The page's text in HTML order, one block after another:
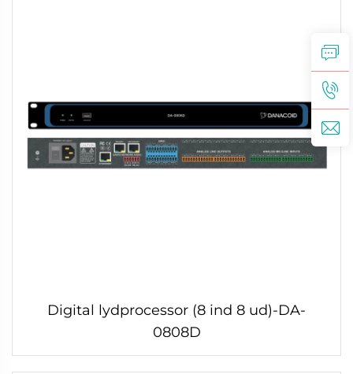
Digital lydprocessor (8 ind 8 ud)-DA-
0808D